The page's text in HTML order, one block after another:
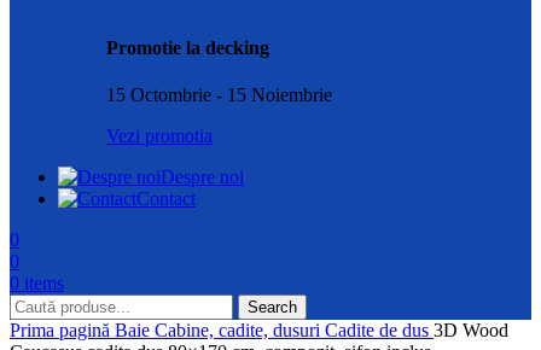
Promotie la decking
15 Octombrie - 15 Noiembrie
Vezi promotia
Despre noi
Contact
0
0
0 items
Search
Prima pagină Baie Cabine, cadite, dusuri Cadite de dus 3D Wood